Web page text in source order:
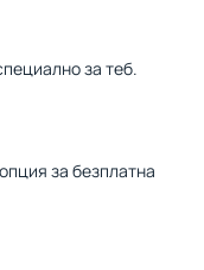
за теб.
за безплатна